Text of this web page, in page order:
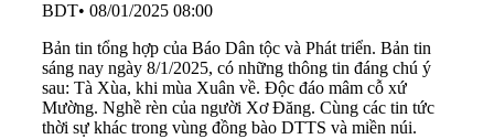
BDT• 08/01/2025 08:00
Bản tin tổng hợp của Báo Dân tộc và Phát triển. Bản tin
sáng nay ngày 8/1/2025, có những thông tin đáng chú ý
sau: Tà Xùa, khi mùa Xuân về. Độc đáo mâm cỗ xứ
Mường. Nghề rèn của người Xơ Đăng. Cùng các tin tức
thời sự khác trong vùng đồng bào DTTS và miền núi.